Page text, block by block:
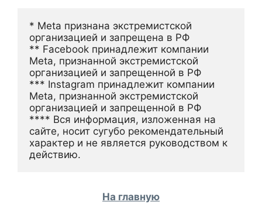
* Meta признана экстремистской
организацией и запрещена в РФ
** Facebook принадлежит компании
Meta, признанной экстремистской
организацией и запрещенной в РФ
*** Instagram принадлежит компании
Meta, признанной экстремистской
организацией и запрещенной в РФ
**** Вся информация, изложенная на
сайте, носит сугубо рекомендательный
характер и не является руководством к
действию.
На главную